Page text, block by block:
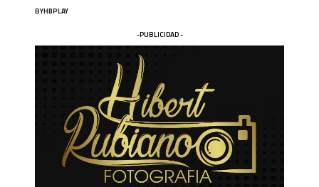
BYHBPLAY
-PUBLICIDAD -